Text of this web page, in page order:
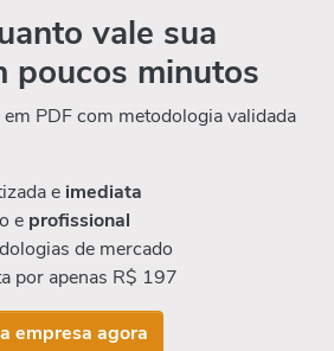
vale sua
poucos minutos
PDF com metodologia validada
e imediata
e profissional
de mercado
por apenas R$ 197
empresa agora